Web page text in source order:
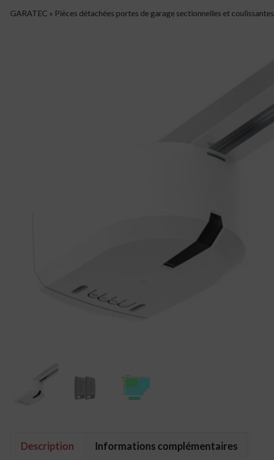
GARATEC » Pièces détachées portes de garage sectionnelles et coulissantes
Description Informations complémentaires